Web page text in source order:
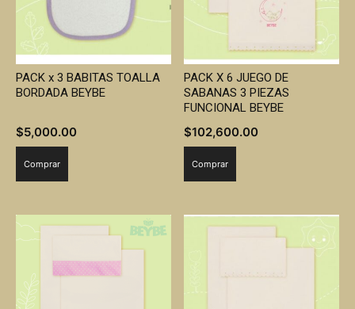
PACK x 3 BABITAS TOALLA
BORDADA BEYBE
$5,000.00
Comprar
PACK X 6 JUEGO DE
SABANAS 3 PIEZAS
FUNCIONAL BEYBE
$102,600.00
Comprar